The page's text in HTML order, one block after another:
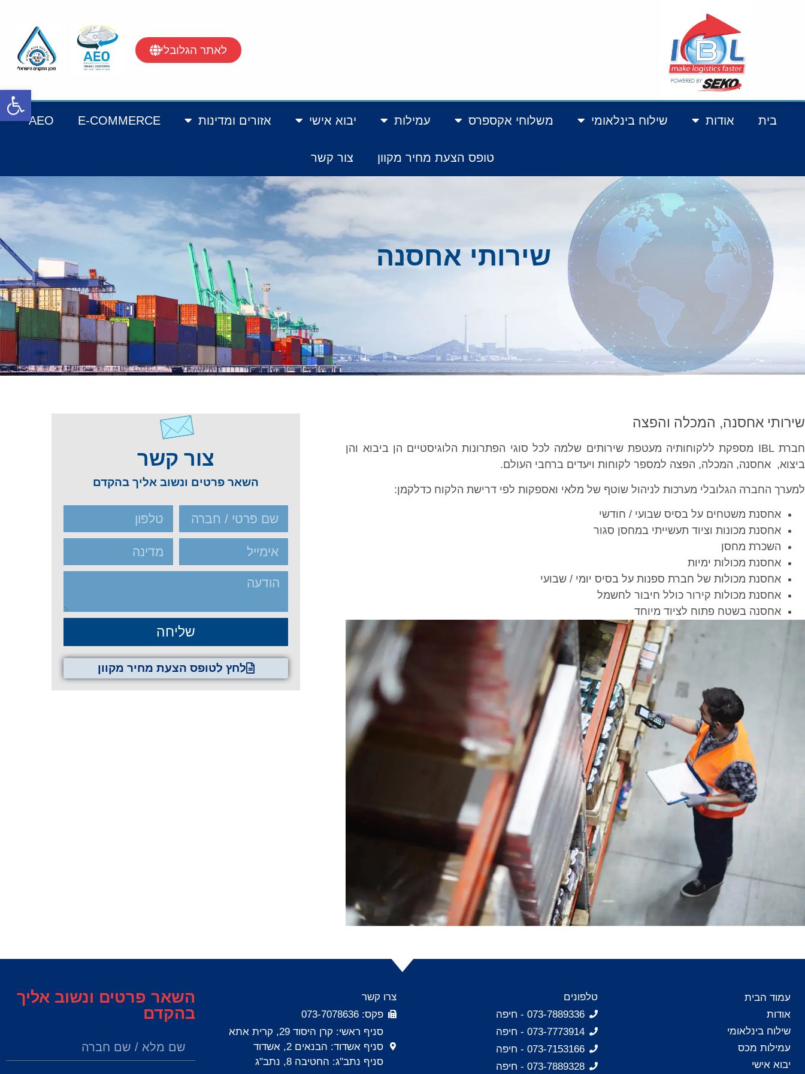
פתח
לאתר הגלובלי
בית אודות שילוח בינלאומי משלוחי אקספרס עמילות יבוא אישי אזורים ומדינות E-COMMERCE
AEO
טופס הצעת מחיר מקוון צור קשר
שירותי אחסנה
שירותי אחסנה, המכלה והפצה
חברת IBL מספקת ללקוחותיה מעטפת שירותים שלמה לכל סוגי הפתרונות הלוגיסטיים הן ביבוא והן
ביצוא, אחסנה, המכלה, הפצה למספר לקוחות ויעדים ברחבי העולם.
למערך החברה הגלובלי מערכות לניהול שוטף של מלאי ואספקות לפי דרישת הלקוח כדלקמן:
אחסנת משטחים על בסיס שבועי / חודשי
אחסנת מכונות וציוד תעשייתי במחסן סגור
השכרת מחסן
אחסנת מכולות ימיות
אחסנת מכולות של חברת ספנות על בסיס יומי / שבועי
אחסנת מכולות קירור כולל חיבור לחשמל
אחסנה בשטח פתוח לציוד מיוחד
צור קשר
השאר פרטים ונשוב אליך בהקדם
שליחה
לחץ לטופס הצעת מחיר מקוון
עמוד הבית
אודות
שילוח בינלאומי
עמילות מכס
יבוא אישי
טלפונים
073-7889336 - חיפה
073-7773914 - חיפה
073-7153166 - חיפה
073-7889328 - חיפה
צרו קשר
פקס: 073-7078636
סניף ראשי: קרן היסוד 29, קרית אתא
סניף אשדוד: הבנאים 2, אשדוד
סניף נתב"ג: החטיבה 8, נתב"ג
השאר פרטים ונשוב אליך
בהקדם